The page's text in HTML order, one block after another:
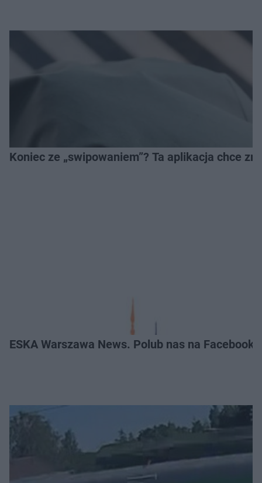
Koniec ze „swipowaniem”? Ta aplikacja chce
ESKA Warszawa News. Polub nas na